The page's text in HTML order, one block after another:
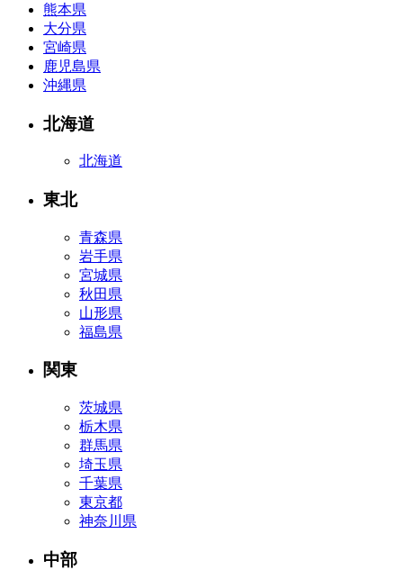
熊本県
大分県
宮崎県
鹿児島県
沖縄県
北海道
北海道
東北
青森県
岩手県
宮城県
秋田県
山形県
福島県
関東
茨城県
栃木県
群馬県
埼玉県
千葉県
東京都
神奈川県
中部